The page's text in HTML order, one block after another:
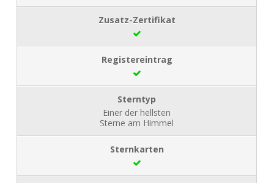
Einer der hellsten
Sterne am Himmel